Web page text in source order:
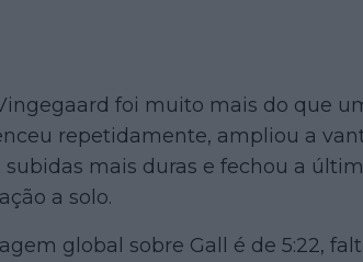
foi muito mais do que
repetidamente, ampliou a
subidas mais duras e fechou a
a solo.
global sobre Gall é de 5:22,